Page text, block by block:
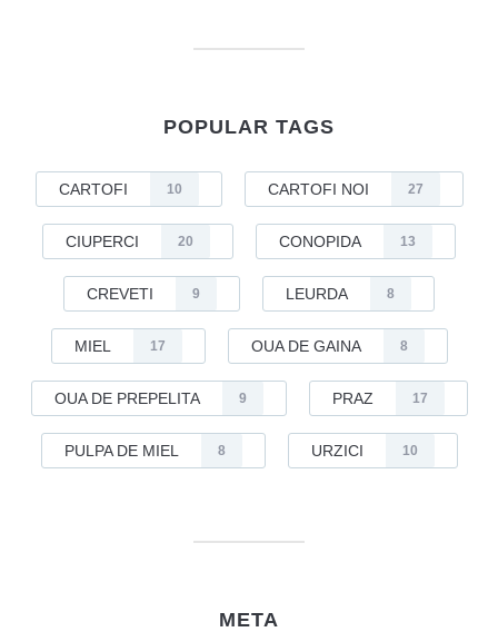
POPULAR TAGS
CARTOFI 10 CARTOFI NOI 27
CIUPERCI 20 CONOPIDA 13
CREVETI 9 LEURDA 8
MIEL 17 OUA DE GAINA 8
OUA DE PREPELITA 9 PRAZ 17
PULPA DE MIEL 8 URZICI 10
META